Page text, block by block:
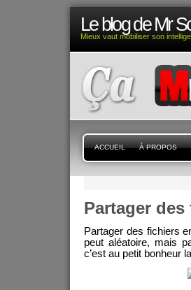
Le blog de Mr
Mieux vaut mobiliser son
ACCUEIL À PROPOS
Partager
Partager des fichiers
peut aléatoire, mais
c’est au petit bonheur